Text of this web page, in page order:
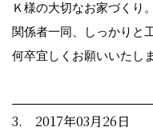
Ｋ様の大切なお家づくり。
関係者一同、しっかりと
何卒宜しくお願いいたしま
3. 2017年03月26日